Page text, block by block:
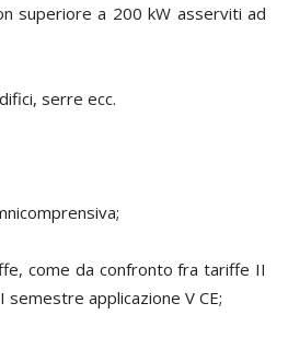
superiore a 200 kW asserviti ad
serre ecc.
come da confronto fra tariffe II
applicazione V CE;